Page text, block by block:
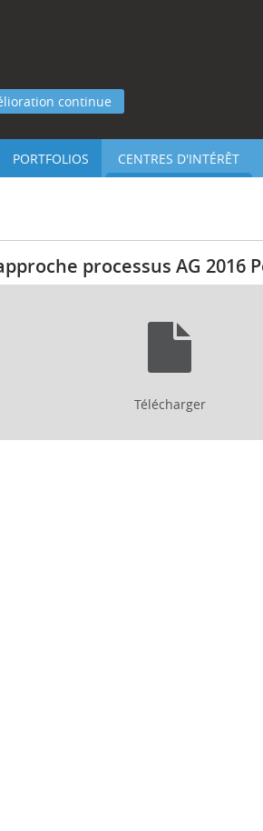
continue
PORTFOLIOS CENTRES D'INTÉRÊT
processus AG 2016
Télécharger